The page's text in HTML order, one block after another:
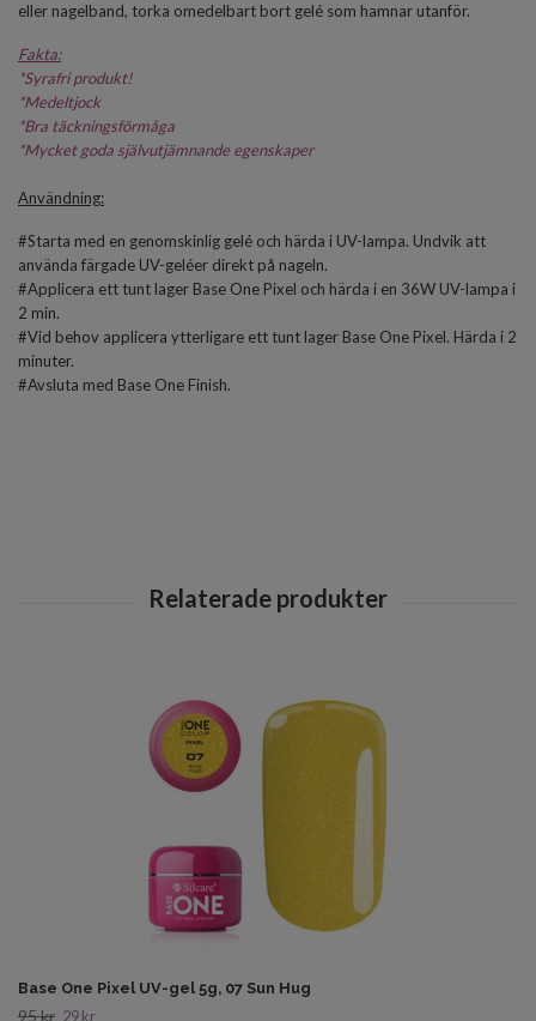
eller nagelband, torka omedelbart bort gelé som hamnar utanför.
Fakta:
*Syrafri produkt!
*Medeltjock
*Bra täckningsförmåga
*Mycket goda självutjämnande egenskaper
Användning:
#Starta med en genomskinlig gelé och härda i UV-lampa. Undvik att
använda färgade UV-geléer direkt på nageln.
#Applicera ett tunt lager Base One Pixel och härda i en 36W UV-lampa i
2 min.
#Vid behov applicera ytterligare ett tunt lager Base One Pixel. Härda i 2
minuter.
#Avsluta med Base One Finish.
Base One Pixel UV-gel 5g, 07 Sun Hug
95 kr 29 kr